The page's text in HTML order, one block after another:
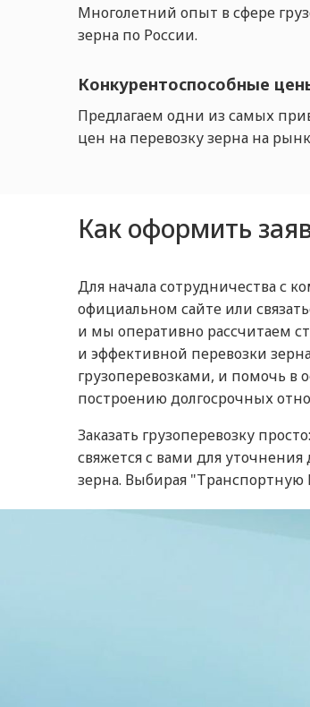
Многолетний опыт в сфере
зерна по России.
Конкурентоспособные
Предлагаем одни из самых
цен на перевозку зерна на
Как оформить
Для начала сотрудничества с
официальном сайте или
и мы оперативно рассчитаем
и эффективной перевозки
грузоперевозками, и помочь
построению долгосрочных
Заказать грузоперевозку
свяжется с вами для
зерна. Выбирая "Транспортную